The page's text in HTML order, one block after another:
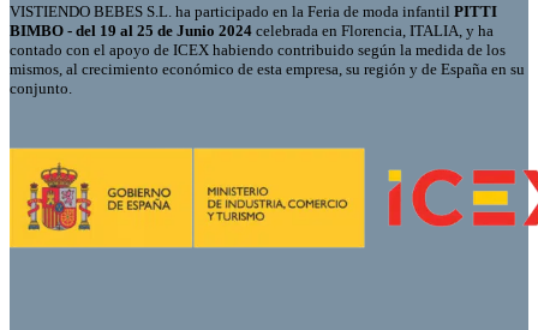
VISTIENDO BEBES S.L. ha participado en la Feria de moda infantil PITTI
BIMBO - del 19 al 25 de Junio 2024 celebrada en Florencia, ITALIA, y ha
contado con el apoyo de ICEX habiendo contribuido según la medida de los
mismos, al crecimiento económico de esta empresa, su región y de España en su
conjunto.